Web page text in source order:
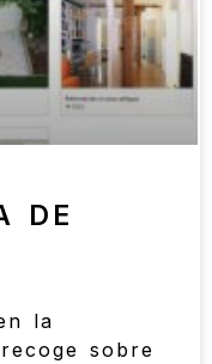
DE
la
sobre